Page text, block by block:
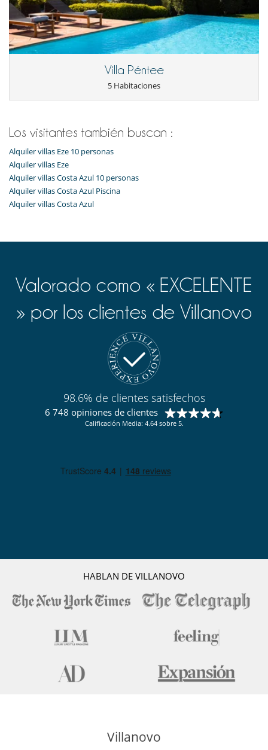
Villa Péntee
5 Habitaciones
Los visitantes también buscan :
Alquiler villas Eze 10 personas
Alquiler villas Eze
Alquiler villas Costa Azul 10 personas
Alquiler villas Costa Azul Piscina
Alquiler villas Costa Azul
Valorado como « EXCELENTE
» por los clientes de Villanovo
98.6% de clientes satisfechos
6 748 opiniones de clientes
Calificación Media: 4.64 sobre 5.
HABLAN DE VILLANOVO
Villanovo